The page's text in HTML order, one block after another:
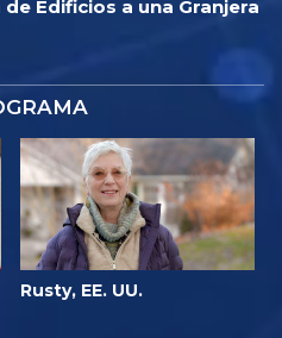
Edificios a una Granjera
Rusty, EE. UU.